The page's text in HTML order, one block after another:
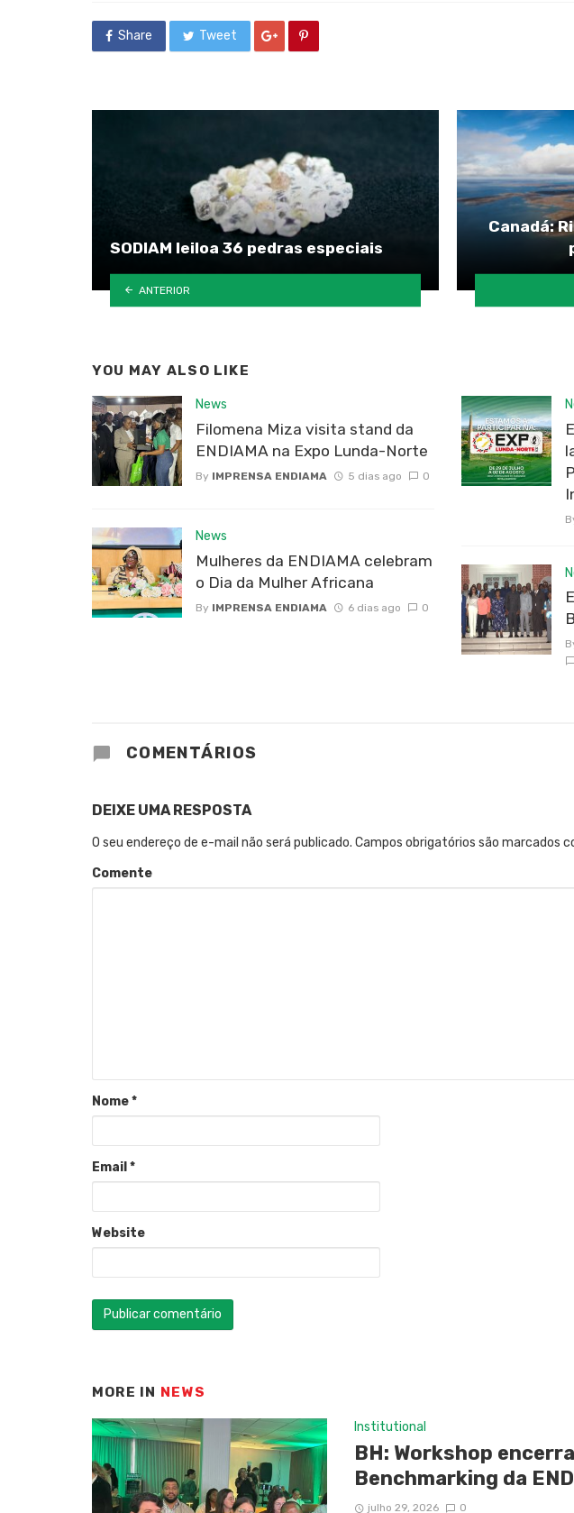
Share Tweet
SODIAM leiloa 36 pedras especiais
ANTERIOR
Canadá:
YOU MAY ALSO LIKE
News
Filomena Miza visita stand da
ENDIAMA na Expo Lunda-Norte
By IMPRENSA ENDIAMA 5 dias ago 0
News
Mulheres da ENDIAMA celebram
o Dia da Mulher Africana
By IMPRENSA ENDIAMA 6 dias ago 0
COMENTÁRIOS
DEIXE UMA RESPOSTA
O seu endereço de e-mail não será publicado. Campos obrigatórios são marcados
Comente
Nome*
Email *
Website
MORE IN NEWS
Institutional
BH: Workshop
Benchmarking da
julho 29, 2026 0